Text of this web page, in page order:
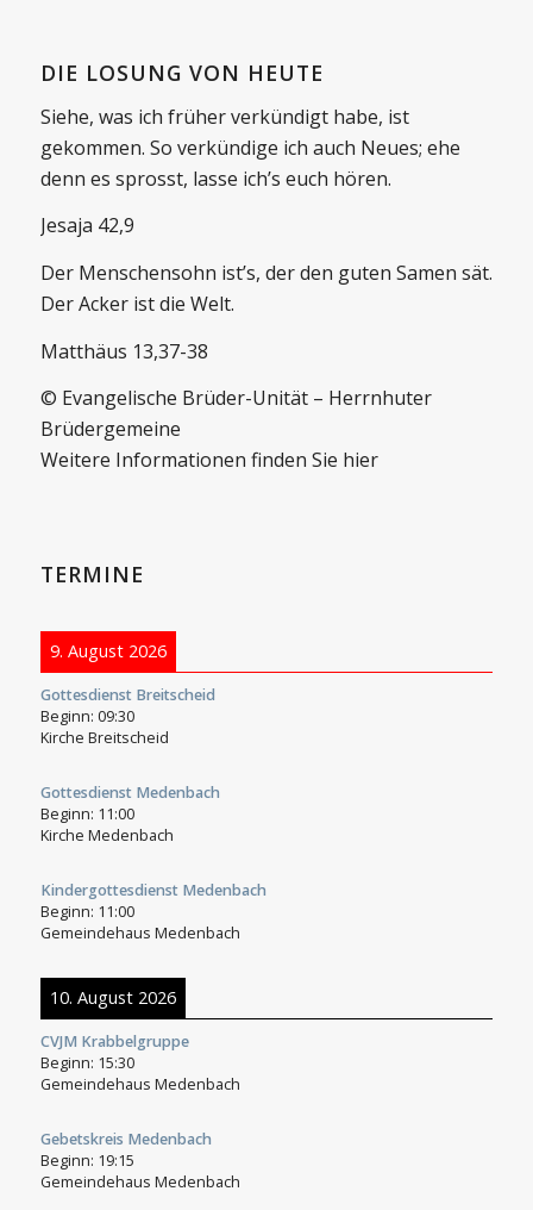
DIE LOSUNG VON HEUTE
Siehe, was ich früher verkündigt habe, ist
gekommen. So verkündige ich auch Neues; ehe
denn es sprosst, lasse ich’s euch hören.
Jesaja 42,9
Der Menschensohn ist’s, der den guten Samen sät.
Der Acker ist die Welt.
Matthäus 13,37-38
© Evangelische Brüder-Unität – Herrnhuter
Brüdergemeine
Weitere Informationen finden Sie hier
TERMINE
9. August 2026
Gottesdienst Breitscheid
Beginn: 09:30
Kirche Breitscheid
Gottesdienst Medenbach
Beginn: 11:00
Kirche Medenbach
Kindergottesdienst Medenbach
Beginn: 11:00
Gemeindehaus Medenbach
10. August 2026
CVJM Krabbelgruppe
Beginn: 15:30
Gemeindehaus Medenbach
Gebetskreis Medenbach
Beginn: 19:15
Gemeindehaus Medenbach